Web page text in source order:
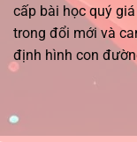
cấp bài học quý
trong đổi mới và
định hình con